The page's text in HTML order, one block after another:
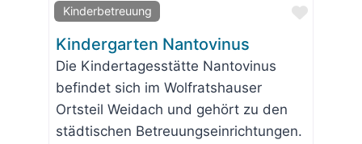
Kinderbetreuung
Favorit
Kindergarten Nantovinus
Die Kindertagesstätte Nantovinus
befindet sich im Wolfratshauser
Ortsteil Weidach und gehört zu den
städtischen Betreuungseinrichtungen.